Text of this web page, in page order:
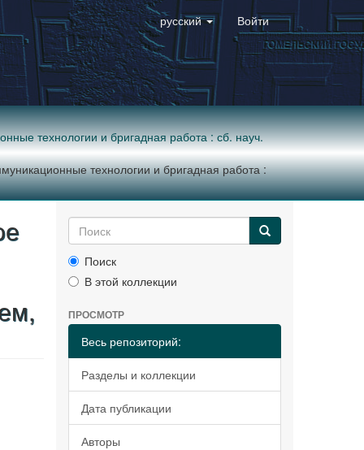
русский Войти
технологии и бригадная работа : сб. науч.
технологии и бригадная работа :
Поиск
В этой коллекции
ПРОСМОТР
Весь репозиторий:
Разделы и коллекции
Дата публикации
Авторы